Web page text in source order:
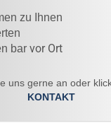
zu Ihnen​
bar vor Ort
uns gerne an oder
KONTAKT